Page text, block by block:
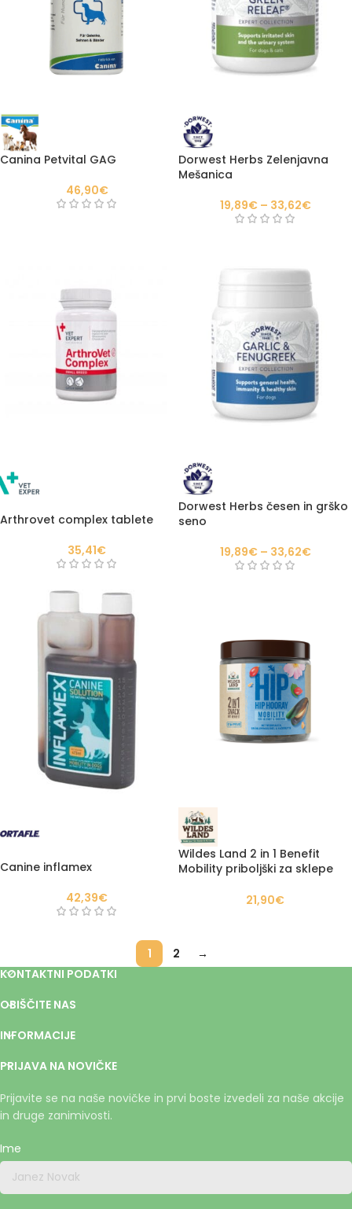
Canina Petvital GAG
46,90€
Dorwest Herbs Zelenjavna
Mešanica
19,89€ – 33,62€
Arthrovet complex tablete
35,41€
Dorwest Herbs česen in grško
seno
19,89€ – 33,62€
Canine inflamex
42,39€
Wildes Land 2 in 1 Benefit
Mobility priboljški za sklepe
21,90€
1 2
→
KONTAKTNI PODATKI
OBIŠČITE NAS
INFORMACIJE
PRIJAVA NA NOVIČKE
Prijavite se na naše novičke in prvi boste izvedeli za naše akcije
in druge zanimivosti.
Ime